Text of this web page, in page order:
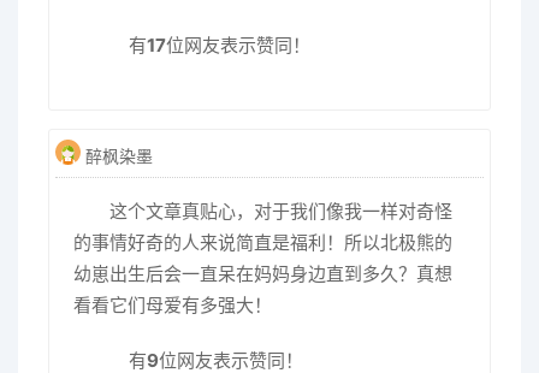
有17位网友表示赞同！
醉枫染墨
这个文章真贴心，对于我们像我一样对奇怪
的事情好奇的人来说简直是福利！所以北极熊的
幼崽出生后会一直呆在妈妈身边直到多久？真想
看看它们母爱有多强大！
有9位网友表示赞同！